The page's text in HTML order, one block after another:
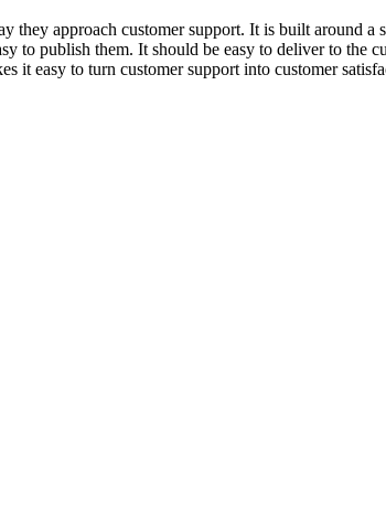
they approach customer support. It is built around
to publish them. It should be easy to deliver to the
it easy to turn customer support into customer